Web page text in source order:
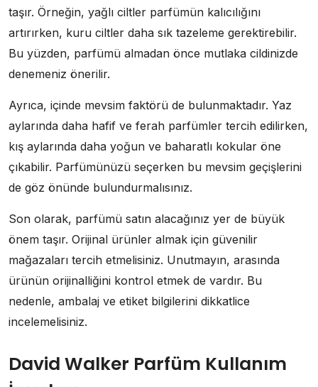
taşır. Örneğin, yağlı ciltler parfümün kalıcılığını
artırırken, kuru ciltler daha sık tazeleme gerektirebilir.
Bu yüzden, parfümü almadan önce mutlaka cildinizde
denemeniz önerilir.
Ayrıca, içinde mevsim faktörü de bulunmaktadır. Yaz
aylarında daha hafif ve ferah parfümler tercih edilirken,
kış aylarında daha yoğun ve baharatlı kokular öne
çıkabilir. Parfümünüzü seçerken bu mevsim geçişlerini
de göz önünde bulundurmalısınız.
Son olarak, parfümü satın alacağınız yer de büyük
önem taşır. Orijinal ürünler almak için güvenilir
mağazaları tercih etmelisiniz. Unutmayın, arasında
ürünün orijinalliğini kontrol etmek de vardır. Bu
nedenle, ambalaj ve etiket bilgilerini dikkatlice
incelemelisiniz.
David Walker Parfüm Kullanım